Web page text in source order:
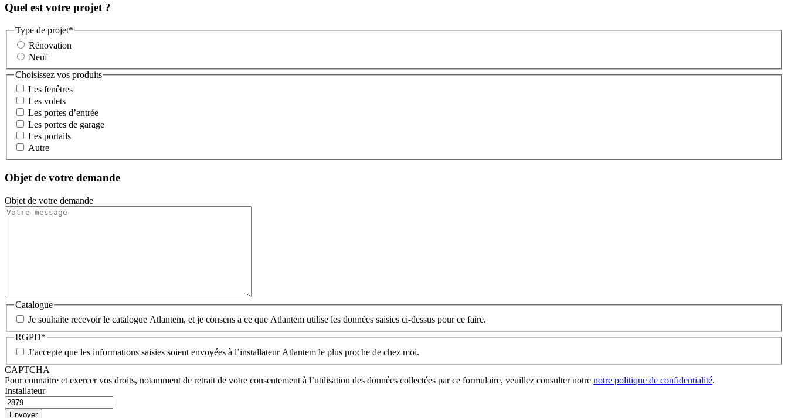
Quel est votre projet ?
Type de projet*
Rénovation
Neuf
Choisissez vos produits
Les fenêtres
Les volets
Les portes d’entrée
Les portes de garage
Les portails
Autre
Objet de votre demande
Objet de votre demande
Catalogue
Je souhaite recevoir le catalogue Atlantem, et je consens a ce que Atlantem utilise les données saisies ci-dessus pour ce faire.
RGPD*
J’accepte que les informations saisies soient envoyées à l’installateur Atlantem le plus proche de chez moi.
CAPTCHA
Pour connaitre et exercer vos droits, notamment de retrait de votre consentement à l’utilisation des données collectées par ce formulaire, veuillez consulter notre notre politique de confidentialité.
Installateur